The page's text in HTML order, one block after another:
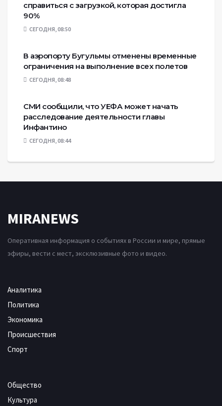
справиться с загрузкой, которая достигла
90%
СЕГОДНЯ, 08:50
В аэропорту Бугульмы отменены временные
ограничения на выполнение всех полетов
СЕГОДНЯ, 08:48
СМИ сообщили, что УЕФА может начать
расследование деятельности главы
Инфантино
СЕГОДНЯ, 08:44
MIRANEWS
Оперативная информация о событиях в России и мире, прямые
эфиры, вести с мест, эксклюзивные фото и видео.
Аналитика
Политика
Экономика
Происшествия
Спорт
Общество
Культура